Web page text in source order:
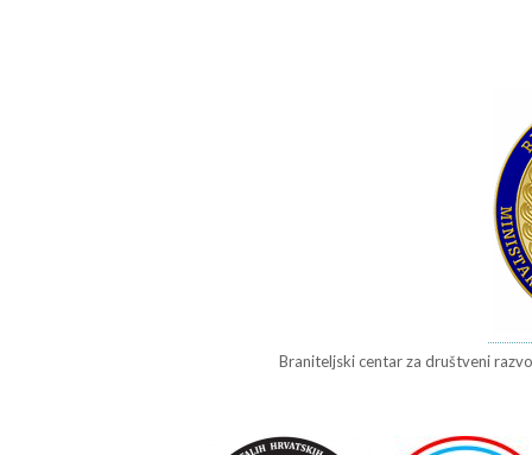
Braniteljski centar za društveni